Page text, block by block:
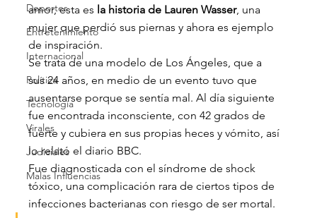
Deportes
Entretenimiento
Internacional
Política
Tecnología
Virales
Judiciales
Malas Influencias
amor, esta es la historia de Lauren Wasser, una
mujer que perdió sus piernas y ahora es ejemplo
de inspiración.
Se trata de una modelo de Los Ángeles, que a
sus 24 años, en medio de un evento tuvo que
ausentarse porque se sentía mal. Al día siguiente
fue encontrada inconsciente, con 42 grados de
fuerte y cubiera en sus propias heces y vómito, así
lo relató el diario BBC.
Fue diagnosticada con el síndrome de shock
tóxico, una complicación rara de ciertos tipos de
infecciones bacterianas con riesgo de ser mortal.